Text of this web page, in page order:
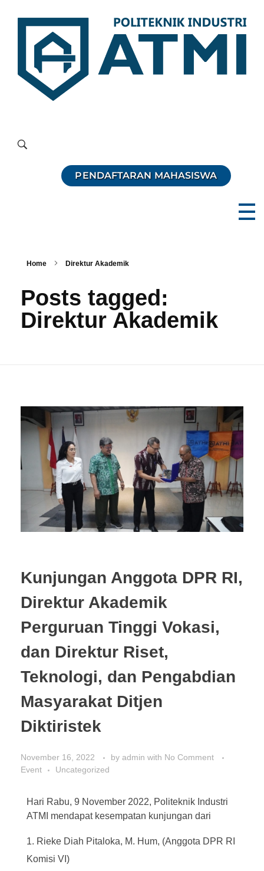
PENDAFTARAN MAHASISWA
Home Direktur Akademik
Posts tagged:
Direktur Akademik
Kunjungan Anggota DPR RI,
Direktur Akademik
Perguruan Tinggi Vokasi,
dan Direktur Riset,
Teknologi, dan Pengabdian
Masyarakat Ditjen
Diktiristek
November 16, 2022 by admin with No Comment
Event
Uncategorized
Hari Rabu, 9 November 2022, Politeknik Industri
ATMI mendapat kesempatan kunjungan dari
Rieke Diah Pitaloka, M. Hum, (Anggota DPR RI
Komisi VI)